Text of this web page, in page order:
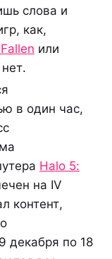
слова и
как,
или
в один час,
Halo 5:
на IV
контент,
декабря по 18